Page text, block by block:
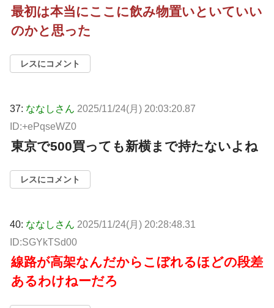
最初は本当にここに飲み物置いといていい
のかと思った
レスにコメント
37: ななしさん 2025/11/24(月) 20:03:20.87
ID:+ePqseWZ0
東京で500買っても新横まで持たないよね
レスにコメント
40: ななしさん 2025/11/24(月) 20:28:48.31
ID:SGYkTSd00
線路が高架なんだからこぼれるほどの段差
あるわけねーだろ